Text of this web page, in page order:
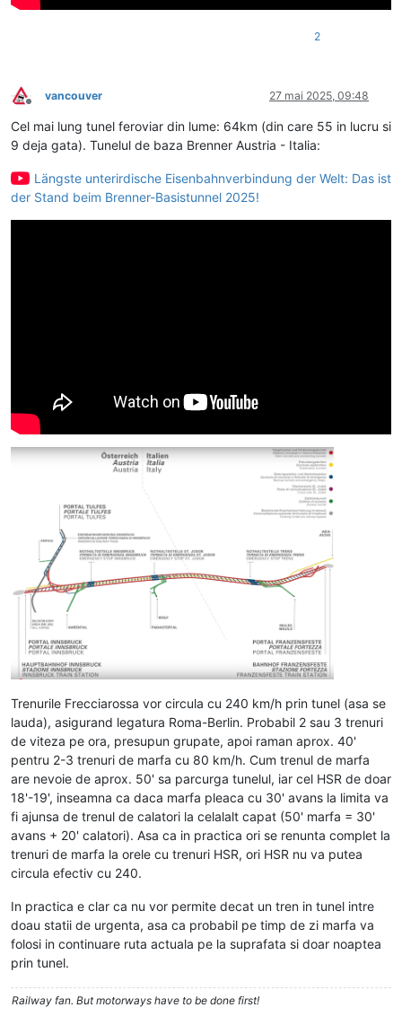
2
Deconectat
vancouver 27 mai 2025, 09:48
Cel mai lung tunel feroviar din lume: 64km (din care 55 in lucru si
9 deja gata). Tunelul de baza Brenner Austria - Italia:
Längste unterirdische Eisenbahnverbindung der Welt: Das ist
der Stand beim Brenner-Basistunnel 2025!
Trenurile Frecciarossa vor circula cu 240 km/h prin tunel (asa se
lauda), asigurand legatura Roma-Berlin. Probabil 2 sau 3 trenuri
de viteza pe ora, presupun grupate, apoi raman aprox. 40'
pentru 2-3 trenuri de marfa cu 80 km/h. Cum trenul de marfa
are nevoie de aprox. 50' sa parcurga tunelul, iar cel HSR de doar
18'-19', inseamna ca daca marfa pleaca cu 30' avans la limita va
fi ajunsa de trenul de calatori la celalalt capat (50' marfa = 30'
avans + 20' calatori). Asa ca in practica ori se renunta complet la
trenuri de marfa la orele cu trenuri HSR, ori HSR nu va putea
circula efectiv cu 240.
In practica e clar ca nu vor permite decat un tren in tunel intre
doau statii de urgenta, asa ca probabil pe timp de zi marfa va
folosi in continuare ruta actuala pe la suprafata si doar noaptea
prin tunel.
Railway fan. But motorways have to be done first!